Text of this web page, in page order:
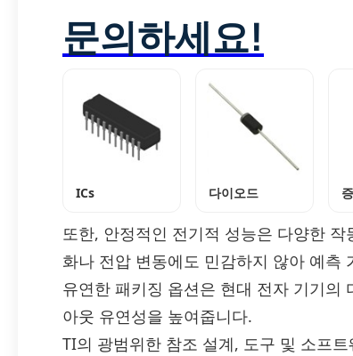
문의하세요!
ICs 다이오드
또한, 안정적인 전기적 성능은 다양한
화나 전압 변동에도 민감하지 않아 예측
유연한 패키징 옵션은 현대 전자 기기의
아웃 유연성을 높여줍니다.
TI의 광범위한 참조 설계, 도구 및 소프